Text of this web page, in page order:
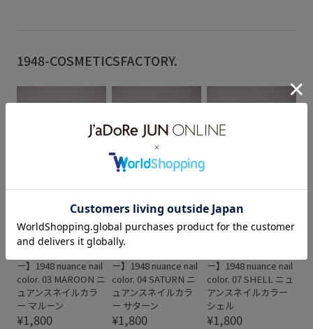
1948-COSMETICSFACTORY.
【1948- COSMETICS
FACTORY.｜イチキュ
ーヨンハチコスメテ
ィクスファクトリ
ー】1948 nuance nail
color. 03 MAROON ニ
ュアンスネイルカラ
ー マルーン
¥1,800
【1948- COSMETICS
FACTORY.｜イチキュ
ーヨンハチコスメテ
ィクスファクトリ
ー】1948 nuance nail
color. 04 SATURN ニ
ュアンスネイルカラ
ー サターン
¥1,800
L&B
【1948- COSMETICS
FACTORY.｜イチキュ
ー】1948 nuance nail
color. 07 SHELL ニュ
アンスネイルカラー
シェル
¥1,800